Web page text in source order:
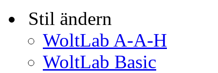
Stil ändern
WoltLab A-A-H
WoltLab Basic